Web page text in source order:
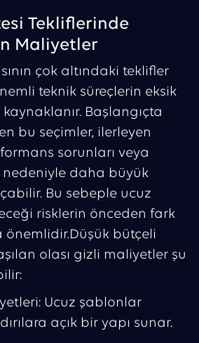
Tekliflerinde
Maliyetler
çok altındaki teklifler
teknik süreçlerin eksik
kaynaklanır. Başlangıçta
bu seçimler, ilerleyen
sorunları veya
nedeniyle daha büyük
Bu sebeple ucuz
risklerin önceden fark
önemlidir.Düşük bütçeli
olası gizli maliyetler şu
Ucuz şablonlar
açık bir yapı sunar.